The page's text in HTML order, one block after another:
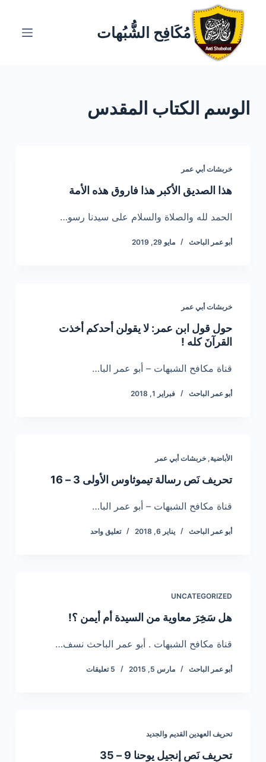
مُكَافِح الشُّبُهات
الوسم الكتاب المقدس
خربشات أبي عمر
هذا الصديق الأكبر هذا فاروق هذه الأمة
الحمد لله والصلاة والسلام على سيدنا رسو…
أبو عمر الباحث مايو 29, 2019
خربشات أبي عمر
حول قول ابن عمر: لا يقولن أحدكم أخذت
القرآنَ كله !
قناة مكافح الشبهات – أبو عمر البا…
أبو عمر الباحث فبراير 1, 2018
الأباضية, خربشات أبي عمر
تحريف نَص رسالة تيموثاوس الأولى 3 – 16
قناة مكافح الشبهات – أبو عمر البا…
أبو عمر الباحث يناير 6, 2018 تعليق واحد
UNCATEGORIZED
هل سَخِرَ معاوية من السيدة أم أيمن ؟!
قناة مكافح الشبهات . أبو عمر الباحث نسف…
أبو عمر الباحث مارس 5, 2015 5 تعليقات
تحريف العهدين القديم والجديد
تحريف نَص إنجيل يوحنا 9 – 35